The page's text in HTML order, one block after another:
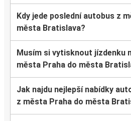
Kdy jede poslední autobus z
města Bratislava?
Musím si vytisknout jízdenku
města Praha do města
Jak najdu nejlepší nabídky
z města Praha do města